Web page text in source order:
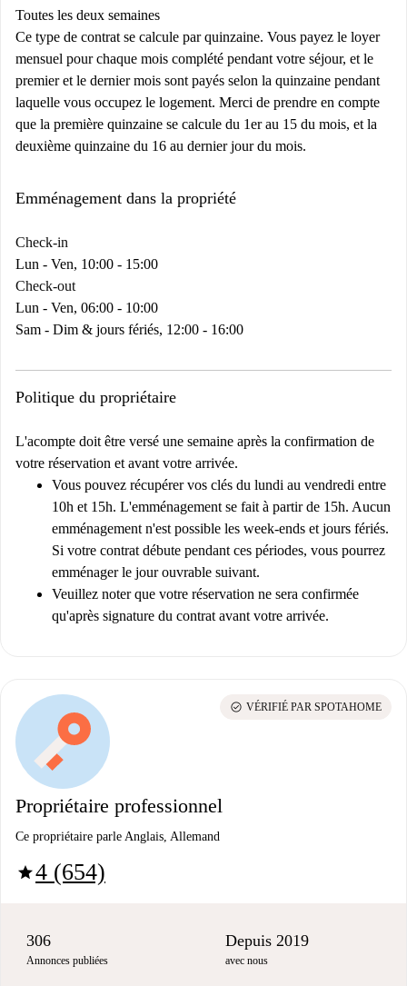
Toutes les deux semaines
Ce type de contrat se calcule par quinzaine. Vous payez le loyer
mensuel pour chaque mois complété pendant votre séjour, et le
premier et le dernier mois sont payés selon la quinzaine pendant
laquelle vous occupez le logement. Merci de prendre en compte
que la première quinzaine se calcule du 1er au 15 du mois, et la
deuxième quinzaine du 16 au dernier jour du mois.
Emménagement dans la propriété
Check-in
Lun - Ven, 10:00 - 15:00
Check-out
Lun - Ven, 06:00 - 10:00
Sam - Dim & jours fériés, 12:00 - 16:00
Politique du propriétaire
L'acompte doit être versé une semaine après la confirmation de
votre réservation et avant votre arrivée.
Vous pouvez récupérer vos clés du lundi au vendredi entre
10h et 15h. L'emménagement se fait à partir de 15h. Aucun
emménagement n'est possible les week-ends et jours fériés.
Si votre contrat débute pendant ces périodes, vous pourrez
emménager le jour ouvrable suivant.
Veuillez noter que votre réservation ne sera confirmée
qu'après signature du contrat avant votre arrivée.
Propriétaire professionnel
Ce propriétaire parle Anglais, Allemand
star4 (654)
check_circle VÉRIFIÉ PAR SPOTAHOME
306
Annonces publiées
Depuis 2019
avec nous